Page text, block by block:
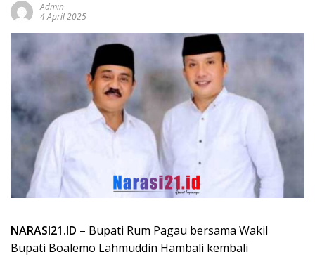
Admin
4 April 2025
NARASI21.ID – Bupati Rum Pagau bersama Wakil
Bupati Boalemo Lahmuddin Hambali kembali